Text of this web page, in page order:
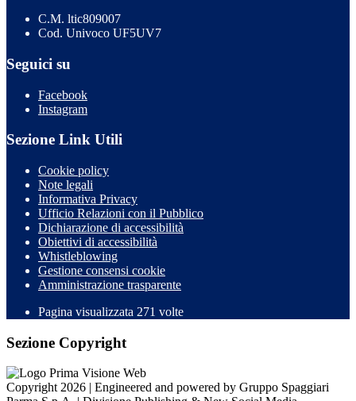
C.M. ltic809007
Cod. Univoco UF5UV7
Seguici su
Facebook
Instagram
Sezione Link Utili
Cookie policy
Note legali
Informativa Privacy
Ufficio Relazioni con il Pubblico
Dichiarazione di accessibilità
Obiettivi di accessibilità
Whistleblowing
Gestione consensi cookie
Amministrazione trasparente
Pagina visualizzata 271 volte
Sezione Copyright
Copyright 2026 | Engineered and powered by Gruppo Spaggiari